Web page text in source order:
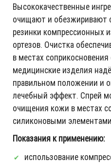
Высококачественные
очищают и обезжиривают
резинки компрессионных
ортезов. Очистка
в местах соприкосновения
медицинские изделия
правильном положении и
лечебный эффект. Спрей
очищения кожи в местах
силиконовыми
Показания к применению:
использование